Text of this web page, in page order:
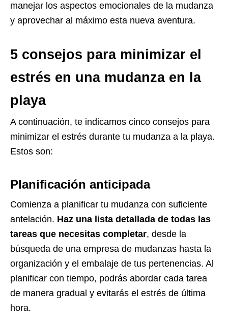
manejar los aspectos emocionales de la mudanza
y aprovechar al máximo esta nueva aventura.
5 consejos para minimizar el
estrés en una mudanza en la
playa
A continuación, te indicamos cinco consejos para
minimizar el estrés durante tu mudanza a la playa.
Estos son:
Planificación anticipada
Comienza a planificar tu mudanza con suficiente
antelación. Haz una lista detallada de todas las
tareas que necesitas completar, desde la
búsqueda de una empresa de mudanzas hasta la
organización y el embalaje de tus pertenencias. Al
planificar con tiempo, podrás abordar cada tarea
de manera gradual y evitarás el estrés de última
hora.